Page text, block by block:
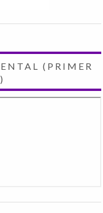
(PRIMER